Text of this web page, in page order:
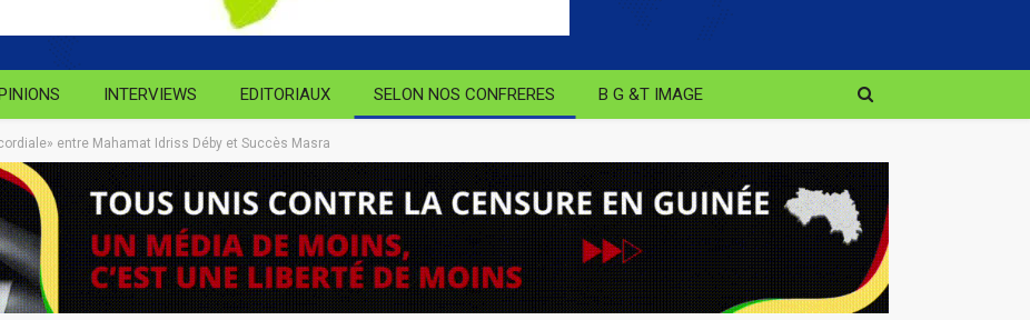
INTERVIEWS EDITORIAUX SELON NOS CONFRERES B G &T IMAGE
entre Mahamat Idriss Déby et Succès Masra